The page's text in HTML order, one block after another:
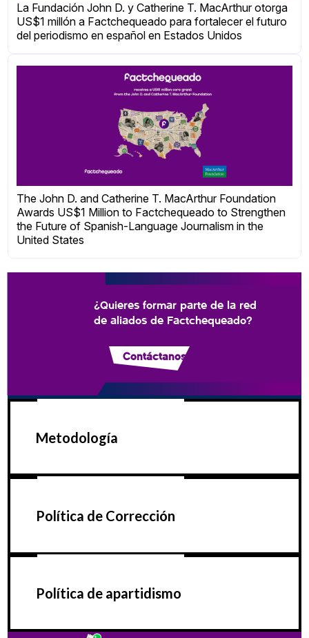
La Fundación John D. y Catherine T. MacArthur otorga
US$1 millón a Factchequeado para fortalecer el futuro
del periodismo en español en Estados Unidos
The John D. and Catherine T. MacArthur Foundation
Awards US$1 Million to Factchequeado to Strengthen
the Future of Spanish-Language Journalism in the
United States
¿Quieres formar parte de la red
de aliados de Factchequeado?
Contáctanos
Metodología
Política de Corrección
Política de apartidismo